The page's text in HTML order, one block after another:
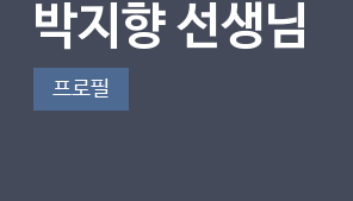
박지향 선생님
프로필